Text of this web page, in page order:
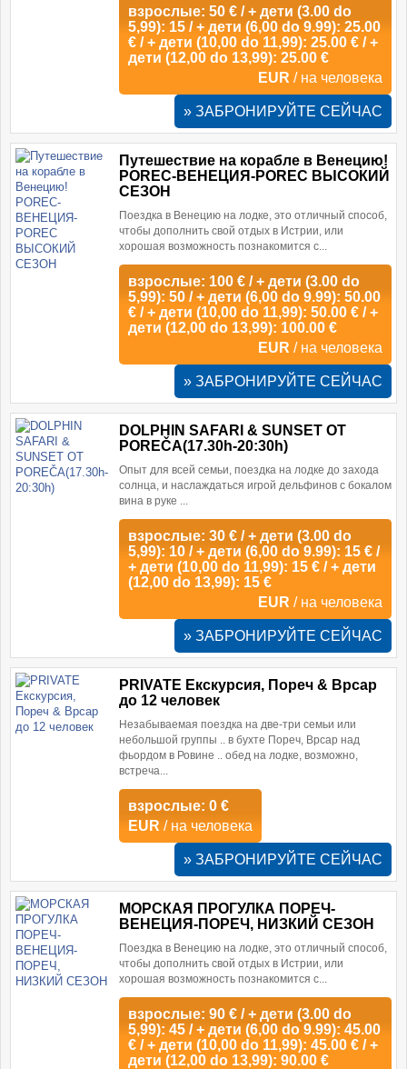
взрослые: 50 € / + дети (3.00 do
5,99): 15 / + дети (6,00 do 9.99): 25.00
€ / + дети (10,00 do 11,99): 25.00 € / +
дети (12,00 do 13,99): 25.00 €
EUR / на человека
» ЗАБРОНИРУЙТЕ СЕЙЧАС
Путешествие на корабле в Венецию!
POREC-ВЕНЕЦИЯ-POREC ВЫСОКИЙ
СЕЗОН
Поездка в Венецию на лодке, это отличный способ,
чтобы дополнить свой ​​отдых в Истрии, или
хорошая возможность познакомится с...
взрослые: 100 € / + дети (3.00 do
5,99): 50 / + дети (6,00 do 9.99): 50.00
€ / + дети (10,00 do 11,99): 50.00 € / +
дети (12,00 do 13,99): 100.00 €
EUR / на человека
» ЗАБРОНИРУЙТЕ СЕЙЧАС
DOLPHIN SAFARI & SUNSET OT
POREČA(17.30h-20:30h)
Опыт для всей семьи, поездка на лодке до захода
солнца, и наслаждаться игрой дельфинов с бокалом
вина в руке ...
взрослые: 30 € / + дети (3.00 do
5,99): 10 / + дети (6,00 do 9.99): 15 € /
+ дети (10,00 do 11,99): 15 € / + дети
(12,00 do 13,99): 15 €
EUR / на человека
» ЗАБРОНИРУЙТЕ СЕЙЧАС
PRIVATE Екскурсия, Пореч & Врсар
до 12 человек
Незабываемая поездка на две-три семьи или
небольшой группы .. в бухте Пореч, Врсар над
фьордом в Ровине .. обед на лодке, возможно,
встреча...
взрослые: 0 €
EUR / на человека
» ЗАБРОНИРУЙТЕ СЕЙЧАС
МОРСКАЯ ПРОГУЛКА ПОРЕЧ-
ВЕНЕЦИЯ-ПОРЕЧ, НИЗКИЙ СЕЗОН
Поездка в Венецию на лодке, это отличный способ,
чтобы дополнить свой ​​отдых в Истрии, или
хорошая возможность познакомится с...
взрослые: 90 € / + дети (3.00 do
5,99): 45 / + дети (6,00 do 9.99): 45.00
€ / + дети (10,00 do 11,99): 45.00 € / +
дети (12,00 do 13,99): 90.00 €